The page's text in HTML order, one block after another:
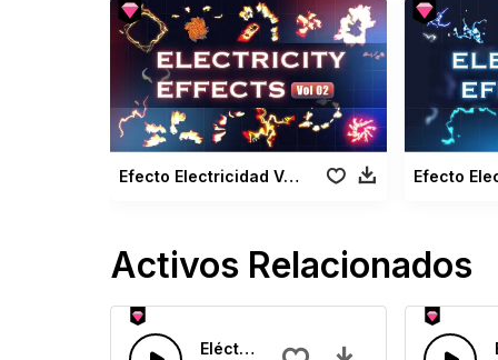
Efecto Electricidad Vol 02
Activos Relacionados
Eléctrico 43